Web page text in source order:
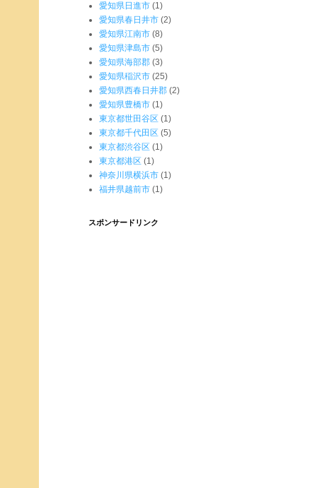
愛知県日進市 (1)
愛知県春日井市 (2)
愛知県江南市 (8)
愛知県津島市 (5)
愛知県海部郡 (3)
愛知県稲沢市 (25)
愛知県西春日井郡 (2)
愛知県豊橋市 (1)
東京都世田谷区 (1)
東京都千代田区 (5)
東京都渋谷区 (1)
東京都港区 (1)
神奈川県横浜市 (1)
福井県越前市 (1)
スポンサードリンク